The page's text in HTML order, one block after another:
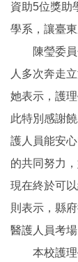
資助5位獎助
學系，讓臺
陳瑩委員
人多次奔走
她表示，護
此特別感謝
護人員能安
的共同努力
現在終於可
則表示，縣
醫護人員考
本校護理學